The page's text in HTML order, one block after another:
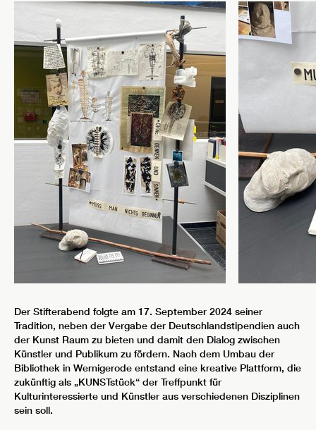
Der Stifterabend folgte am 17. September 2024 seiner
Tradition, neben der Vergabe der Deutschlandstipendien auch
der Kunst Raum zu bieten und damit den Dialog zwischen
Künstler und Publikum zu fördern. Nach dem Umbau der
Bibliothek in Wernigerode entstand eine kreative Plattform, die
zukünftig als „KUNSTstück“ der Treffpunkt für
Kulturinteressierte und Künstler aus verschiedenen Disziplinen
sein soll.